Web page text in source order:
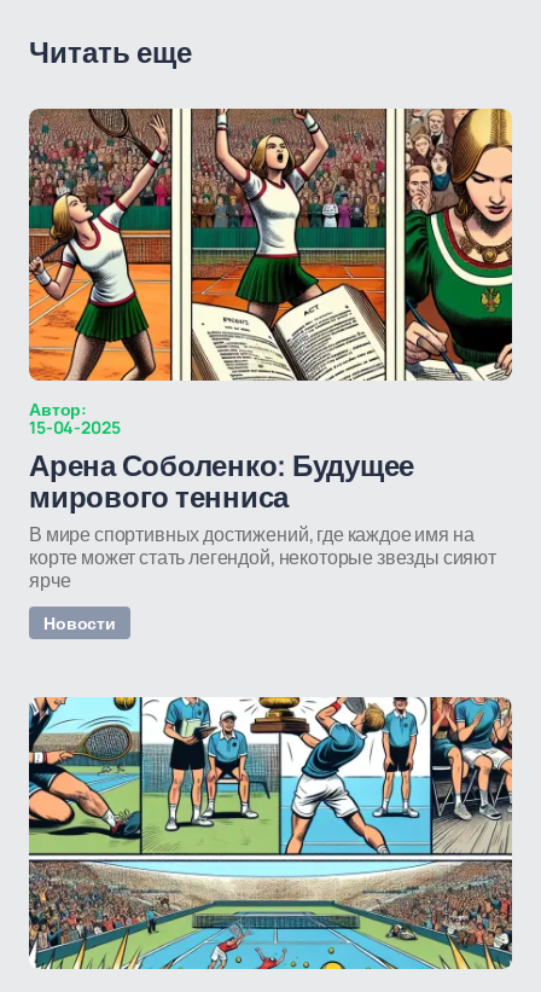
Читать еще
Автор:
15-04-2025
Арена Соболенко: Будущее
мирового тенниса
В мире спортивных достижений, где каждое имя на
корте может стать легендой, некоторые звезды сияют
ярче
Новости